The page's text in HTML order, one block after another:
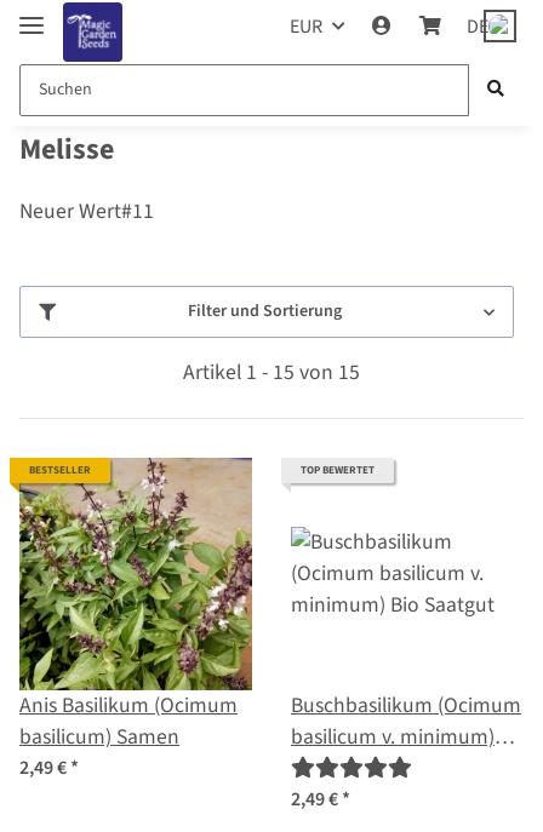
EUR DE
Melisse
Neuer Wert#11
Filter und Sortierung
Artikel 1 - 15 von 15
BESTSELLER
Anis Basilikum (Ocimum
basilicum) Samen
2,49 €*
TOP BEWERTET
Buschbasilikum (Ocimum
basilicum v. minimum)
Bio Saatgut
2,49 €*